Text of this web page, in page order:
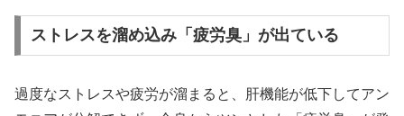
ストレスを溜め込み「疲労臭」が出ている
過度なストレスや疲労が溜まると、肝機能が低下してアン